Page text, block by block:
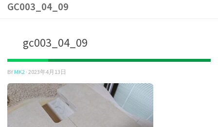
GC003_04_09
gc003_04_09
BY MK2 · 2023年4月13日